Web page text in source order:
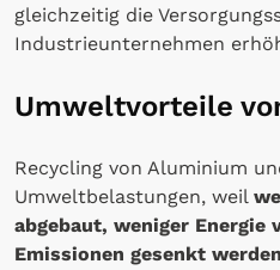
gleichzeitig die
Industrieunternehmen
Umweltvorteile
Recycling von Aluminium
Umweltbelastungen, weil
abgebaut, weniger Energie
Emissionen gesenkt werden